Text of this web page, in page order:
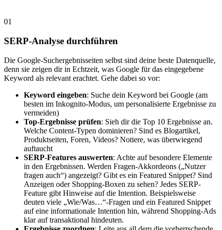
01
SERP-Analyse durchführen
Die Google-Suchergebnisseiten selbst sind deine beste Datenquelle,
denn sie zeigen dir in Echtzeit, was Google für das eingegebene
Keyword als relevant erachtet. Gehe dabei so vor:
Keyword eingeben: Suche dein Keyword bei Google (am
besten im Inkognito-Modus, um personalisierte Ergebnisse zu
vermeiden)
Top-Ergebnisse prüfen: Sieh dir die Top 10 Ergebnisse an.
Welche Content-Typen dominieren? Sind es Blogartikel,
Produktseiten, Foren, Videos? Notiere, was überwiegend
auftaucht
SERP-Features auswerten: Achte auf besondere Elemente
in den Ergebnissen. Werden Fragen-Akkordeons („Nutzer
fragen auch“) angezeigt? Gibt es ein Featured Snippet? Sind
Anzeigen oder Shopping-Boxen zu sehen? Jedes SERP-
Feature gibt Hinweise auf die Intention. Beispielsweise
deuten viele „Wie/Was…“-Fragen und ein Featured Snippet
auf eine informationale Intention hin, während Shopping-Ads
klar auf transaktional hindeuten.